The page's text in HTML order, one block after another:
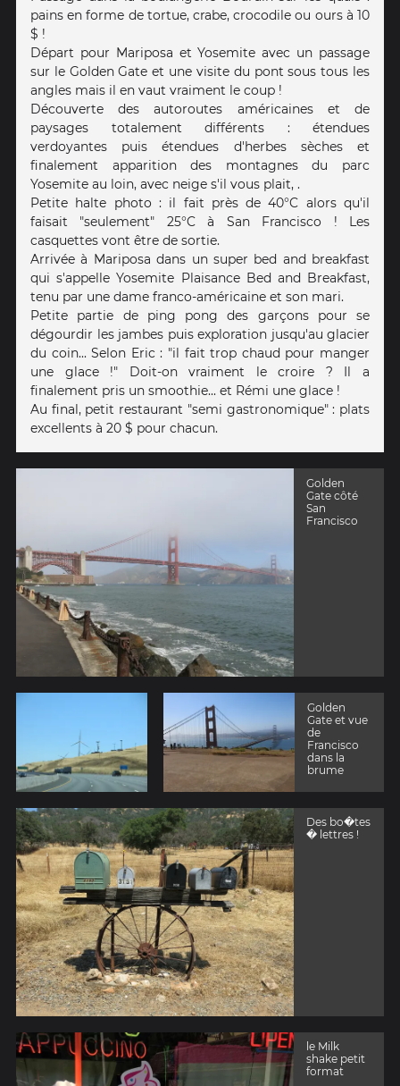
pains en forme de tortue, crabe, crocodile ou ours à 10
$ !
Départ pour Mariposa et Yosemite avec un passage
sur le Golden Gate et une visite du pont sous tous les
angles mais il en vaut vraiment le coup !
Découverte des autoroutes américaines et de
paysages totalement différents : étendues
verdoyantes puis étendues d'herbes sèches et
finalement apparition des montagnes du parc
Yosemite au loin, avec neige s'il vous plait, .
Petite halte photo : il fait près de 40°C alors qu'il
faisait "seulement" 25°C à San Francisco ! Les
casquettes vont être de sortie.
Arrivée à Mariposa dans un super bed and breakfast
qui s'appelle Yosemite Plaisance Bed and Breakfast,
tenu par une dame franco-américaine et son mari.
Petite partie de ping pong des garçons pour se
dégourdir les jambes puis exploration jusqu'au glacier
du coin... Selon Eric : "il fait trop chaud pour manger
une glace !" Doit-on vraiment le croire ? Il a
finalement pris un smoothie... et Rémi une glace !
Au final, petit restaurant "semi gastronomique" : plats
excellents à 20 $ pour chacun.
Golden
Gate côté
San
Francisco
Golden
Gate et vue
de
Francisco
dans la
brume
Des bo�tes
� lettres !
le Milk
shake petit
format